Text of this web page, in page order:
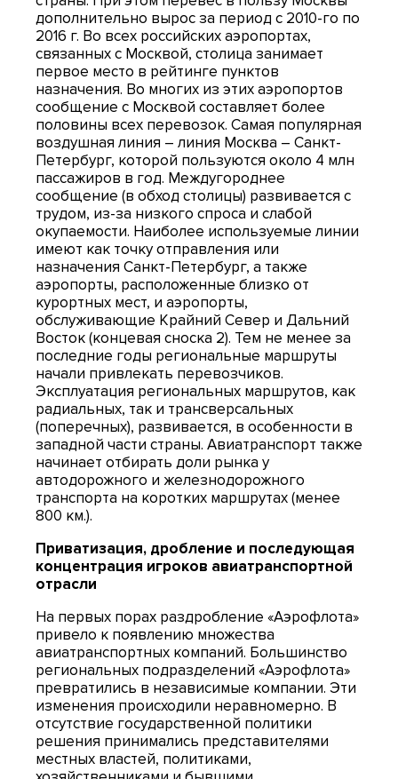
дополнительно вырос за период с 2010-го по
2016 г. Во всех российских аэропортах,
связанных с Москвой, столица занимает
первое место в рейтинге пунктов
назначения. Во многих из этих аэропортов
сообщение с Москвой составляет более
половины всех перевозок. Самая популярная
воздушная линия – линия Москва – Санкт-
Петербург, которой пользуются около 4 млн
пассажиров в год. Междугороднее
сообщение (в обход столицы) развивается с
трудом, из-за низкого спроса и слабой
окупаемости. Наиболее используемые линии
имеют как точку отправления или
назначения Санкт-Петербург, а также
аэропорты, расположенные близко от
курортных мест, и аэропорты,
обслуживающие Крайний Север и Дальний
Восток (концевая сноска 2). Тем не менее за
последние годы региональные маршруты
начали привлекать перевозчиков.
Эксплуатация региональных маршрутов, как
радиальных, так и трансверсальных
(поперечных), развивается, в особенности в
западной части страны. Авиатранспорт также
начинает отбирать доли рынка у
автодорожного и железнодорожного
транспорта на коротких маршрутах (менее
800 км.).
Приватизация, дробление и последующая
концентрация игроков авиатранспортной
отрасли
На первых порах раздробление «Аэрофлота»
привело к появлению множества
авиатранспортных компаний. Большинство
региональных подразделений «Аэрофлота»
превратились в независимые компании. Эти
изменения происходили неравномерно. В
отсутствие государственной политики
решения принимались представителями
местных властей, политиками,